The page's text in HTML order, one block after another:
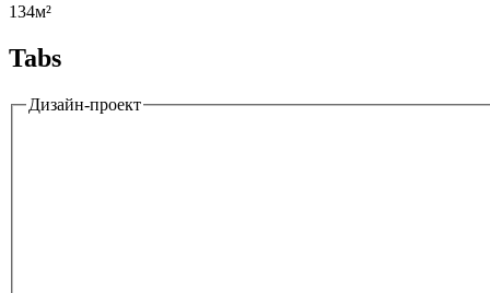
134м²
Tabs
Дизайн-проект